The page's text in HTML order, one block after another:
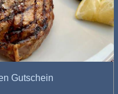
Gutschein